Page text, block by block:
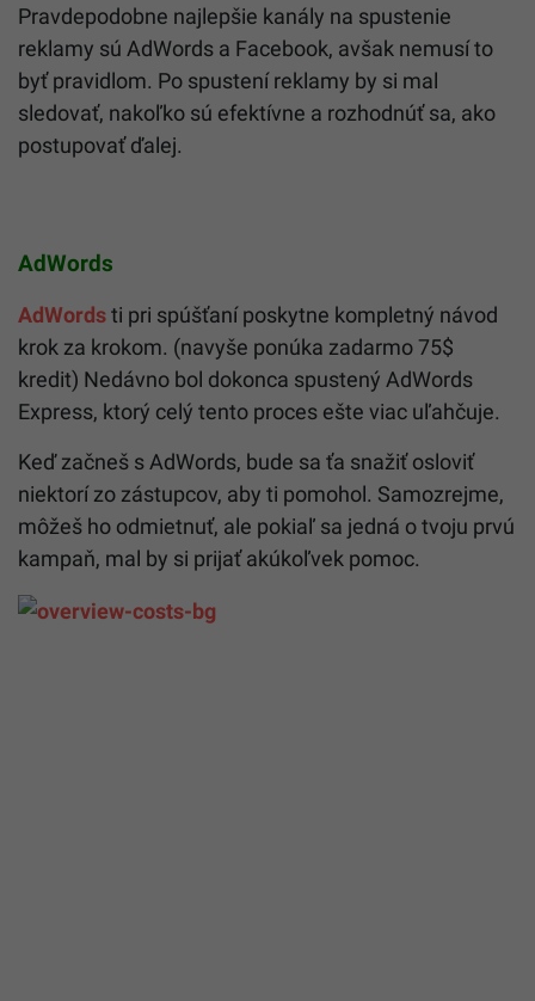
Pravdepodobne najlepšie kanály na spustenie
reklamy sú AdWords a Facebook, avšak nemusí to
byť pravidlom. Po spustení reklamy by si mal
sledovať, nakoľko sú efektívne a rozhodnúť sa, ako
postupovať ďalej.
AdWords
AdWordsti pri spúšťaní poskytne kompletný návod
krok za krokom. (navyše ponúka zadarmo 75$
kredit) Nedávno bol dokonca spustený AdWords
Express, ktorý celý tento proces ešte viac uľahčuje.
Keď začneš s AdWords, bude sa ťa snažiť osloviť
niektorí zo zástupcov, aby ti pomohol. Samozrejme,
môžeš ho odmietnuť, ale pokiaľ sa jedná o tvoju prvú
kampaň, mal by si prijať akúkoľvek pomoc.